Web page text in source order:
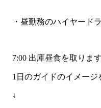
・昼勤務のハイヤード
7:00 出庫昼食を取ります
1日のガイドのイメージ
↓